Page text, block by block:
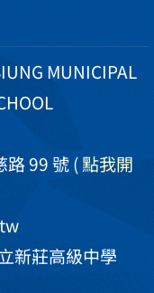
MUNICIPAL
路 99 號( 點我開
新莊高級中學